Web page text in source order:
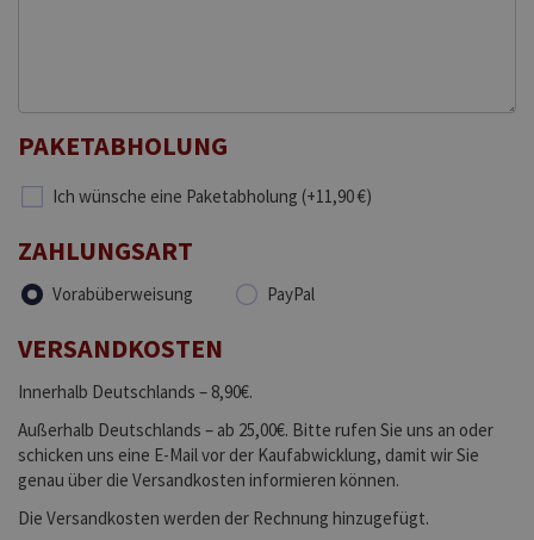
PAKETABHOLUNG
Ich wünsche eine Paketabholung (+11,90 €)
ZAHLUNGSART
Vorabüberweisung PayPal
VERSANDKOSTEN
Innerhalb Deutschlands – 8,90€.
Außerhalb Deutschlands – ab 25,00€. Bitte rufen Sie uns an oder
schicken uns eine E-Mail vor der Kaufabwicklung, damit wir Sie
genau über die Versandkosten informieren können.
Die Versandkosten werden der Rechnung hinzugefügt.